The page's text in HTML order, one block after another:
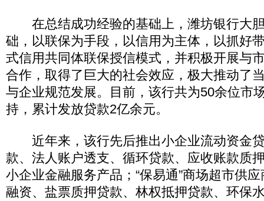
在总结成功经验的基础上，潍坊银行大胆
础，以联保为手段，以信用为主体，以抓好
式信用共同体联保授信模式，并积极开展与
合作，取得了巨大的社会效应，极大推动了
与企业规范发展。目前，该行共为50余位市
持，累计发放贷款2亿余元。
近年来，该行先后推出小企业流动资金
款、法人账户透支、循环贷款、应收账款质
小企业金融服务产品；“保易通”商场超市供
融资、盐票质押贷款、林权抵押贷款、环保